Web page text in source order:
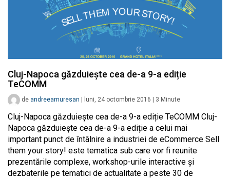
Cluj-Napoca găzduiește cea de-a 9-a ediție
TeCOMM
de andreeamuresan luni, 24 octombrie 2016 3 Minute
Cluj-Napoca găzduiește cea de-a 9-a ediție TeCOMM Cluj-
Napoca găzduiește cea de-a 9-a ediție a celui mai
important punct de întâlnire a industriei de eCommerce Sell
them your story! este tematica sub care vor fi reunite
prezentările complexe, workshop-urile interactive și
dezbaterile pe tematici de actualitate a peste 30 de